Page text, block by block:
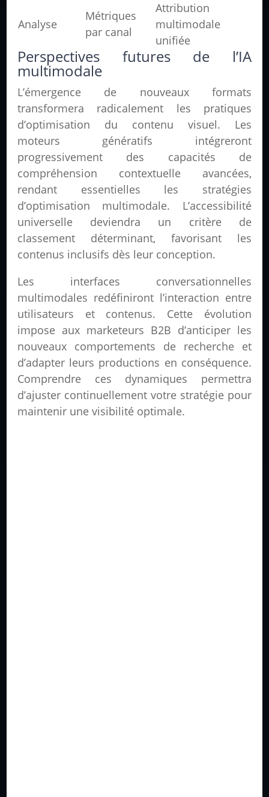
Analyse
Métriques
par canal
Attribution
multimodale
unifiée
Perspectives futures de l’IA
multimodale
L’émergence de nouveaux formats
transformera radicalement les pratiques
d’optimisation du contenu visuel. Les
moteurs génératifs intégreront
progressivement des capacités de
compréhension contextuelle avancées,
rendant essentielles les stratégies
d’optimisation multimodale. L’accessibilité
universelle deviendra un critère de
classement déterminant, favorisant les
contenus inclusifs dès leur conception.
Les interfaces conversationnelles
multimodales redéfiniront l’interaction entre
utilisateurs et contenus. Cette évolution
impose aux marketeurs B2B d’anticiper les
nouveaux comportements de recherche et
d’adapter leurs productions en conséquence.
Comprendre ces dynamiques permettra
d’ajuster continuellement votre stratégie pour
maintenir une visibilité optimale.